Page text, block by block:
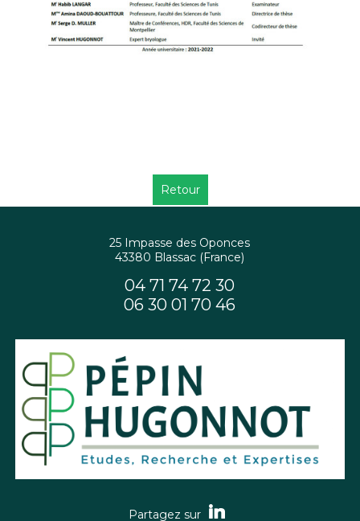
Retour
25 Impasse des Oponces
43380 Blassac (France)
04 71 74 72 30
06 30 01 70 46